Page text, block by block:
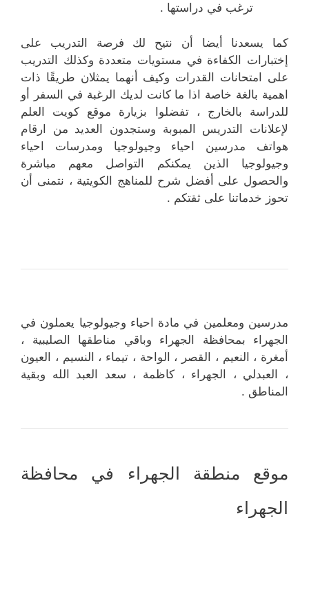
ترغب في دراستها .
كما يسعدنا أيضا أن نتيح لك فرصة التدريب على
إختبارات الكفاءة في مستويات متعددة وكذلك التدريب
على امتحانات القدرات وكيف أنهما يمثلان طريقًا ذات
اهمية بالغة خاصة اذا ما كانت لديك الرغبة في السفر أو
للدراسة بالخارج ، تفضلوا بزيارة موقع كويت العلم
لإعلانات التدريس المبوبة وستجدون العديد من ارقام
هواتف مدرسين احياء وجيولوجيا ومدرسات احياء
وجيولوجيا الذين يمكنكم التواصل معهم مباشرة
والحصول على أفضل شرح للمناهج الكويتية ، نتمنى أن
تحوز خدماتنا على ثقتكم .
مدرسين ومعلمين في مادة احياء وجيولوجيا يعملون في
الجهراء بمحافظة الجهراء وباقي مناطقها الصليبية ،
أمغرة ، النعيم ، القصر ، الواحة ، تيماء ، النسيم ، العيون
، العبدلي ، الجهراء ، كاظمة ، سعد العبد الله وبقية
المناطق .
موقع منطقة الجهراء في محافظة
الجهراء